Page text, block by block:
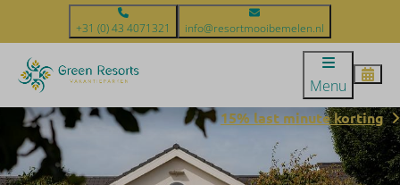
+31 (0) 43 4071321 info@resortmooibemelen.nl
Menu
15% last minute korting